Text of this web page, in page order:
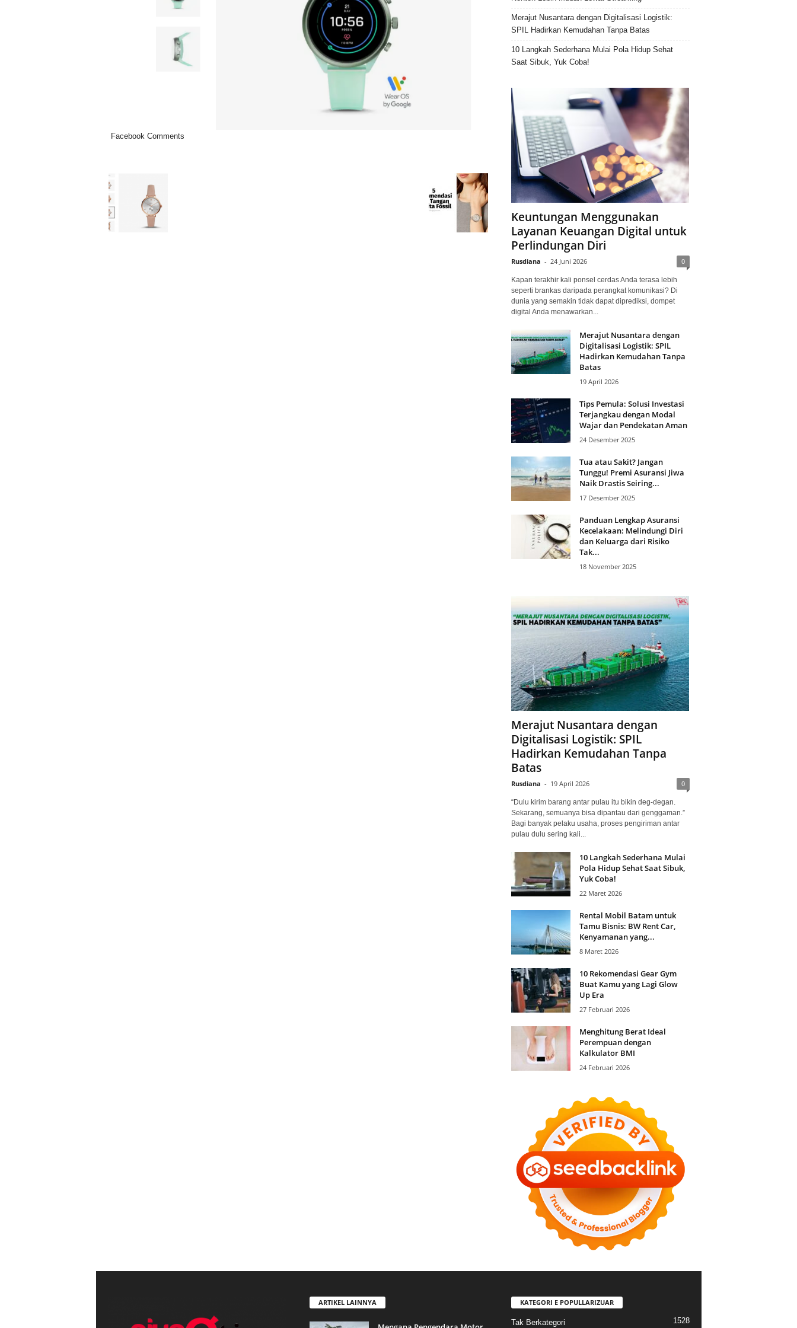
Facebook Comments
Merajut Nusantara dengan Digitalisasi Logistik:
SPIL Hadirkan Kemudahan Tanpa Batas
10 Langkah Sederhana Mulai Pola Hidup Sehat
Saat Sibuk, Yuk Coba!
Keuntungan Menggunakan
Layanan Keuangan Digital untuk
Perlindungan Diri
Rusdiana - 24 Juni 2026 0
Kapan terakhir kali ponsel cerdas Anda terasa lebih
seperti brankas daripada perangkat komunikasi? Di
dunia yang semakin tidak dapat diprediksi, dompet
digital Anda menawarkan...
Merajut Nusantara dengan
Digitalisasi Logistik: SPIL
Hadirkan Kemudahan Tanpa
Batas
19 April 2026
Tips Pemula: Solusi Investasi
Terjangkau dengan Modal
Wajar dan Pendekatan Aman
24 Desember 2025
Tua atau Sakit? Jangan
Tunggu! Premi Asuransi Jiwa
Naik Drastis Seiring...
17 Desember 2025
Panduan Lengkap Asuransi
Kecelakaan: Melindungi Diri
dan Keluarga dari Risiko
Tak...
18 November 2025
Merajut Nusantara dengan
Digitalisasi Logistik: SPIL
Hadirkan Kemudahan Tanpa
Batas
Rusdiana - 19 April 2026 0
“Dulu kirim barang antar pulau itu bikin deg-degan.
Sekarang, semuanya bisa dipantau dari genggaman.”
Bagi banyak pelaku usaha, proses pengiriman antar
pulau dulu sering kali...
10 Langkah Sederhana Mulai
Pola Hidup Sehat Saat Sibuk,
Yuk Coba!
22 Maret 2026
Rental Mobil Batam untuk
Tamu Bisnis: BW Rent Car,
Kenyamanan yang...
8 Maret 2026
10 Rekomendasi Gear Gym
Buat Kamu yang Lagi Glow
Up Era
27 Februari 2026
Menghitung Berat Ideal
Perempuan dengan
Kalkulator BMI
24 Februari 2026
ARTIKEL LAINNYA KATEGORI E POPULLARIZUAR
Tak Berkategori 1528